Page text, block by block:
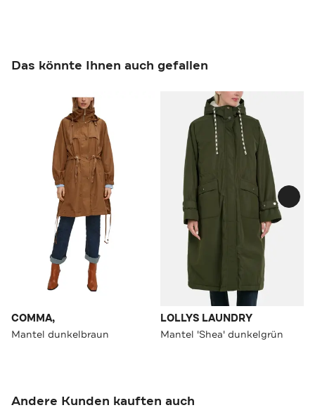
Das könnte Ihnen auch gefallen
COMMA,
Mantel dunkelbraun
LOLLYS LAUNDRY
Mantel 'Shea' dunkelgrün
Andere Kunden kauften auch